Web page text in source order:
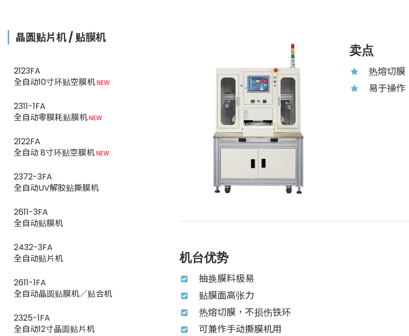
晶圆贴片机 ∕ 贴膜机
2123FA
全自动10寸环贴空膜机NEW
2311-1FA
全自动零膜耗贴膜机NEW
2122FA
全自动 8寸环贴空膜机NEW
2372-3FA
全自动UV解胶贴撕膜机
2611-3FA
全自动贴膜机
2432-3FA
全自动贴片机
2611-1FA
全自动晶圆贴膜机／贴合机
2325-1FA
全自动12寸晶圆贴片机
卖点
热熔切膜
易于操作
机台优势
抽换膜料极易
贴膜面高张力
热熔切膜，不损伤铁环
可兼作手动撕膜机用